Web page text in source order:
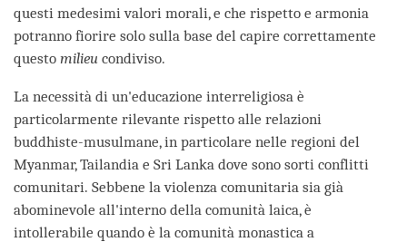
questi medesimi valori morali, e che rispetto e armonia
potranno fiorire solo sulla base del capire correttamente
questo milieu condiviso.
La necessità di un'educazione interreligiosa è
particolarmente rilevante rispetto alle relazioni
buddhiste-musulmane, in particolare nelle regioni del
Myanmar, Tailandia e Sri Lanka dove sono sorti conflitti
comunitari. Sebbene la violenza comunitaria sia già
abominevole all'interno della comunità laica, è
intollerabile quando è la comunità monastica a